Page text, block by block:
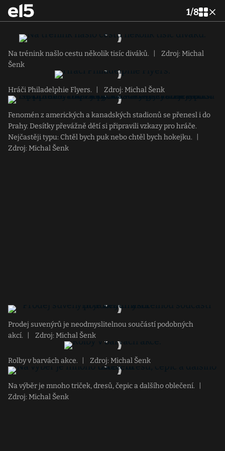
1/8
Na trénink našlo cestu několik tisíc diváků.
Zdroj: Michal
Šenk
Hráči Philadelphie Flyers. Zdroj: Michal Šenk
Fenomén z amerických a kanadských stadionů se přenesl i do
Prahy. Desítky převážně dětí si připravili vzkazy pro hráče.
Nejčastěji typu: Chtěl bych puk nebo chtěl bych hokejku.
Zdroj: Michal Šenk
Prodej suvenýrů je neodmyslitelnou součástí podobných
akcí.
Zdroj: Michal Šenk
Rolby v barvách akce. Zdroj: Michal Šenk
Na výběr je mnoho triček, dresů, čepic a dalšího oblečení.
Zdroj: Michal Šenk